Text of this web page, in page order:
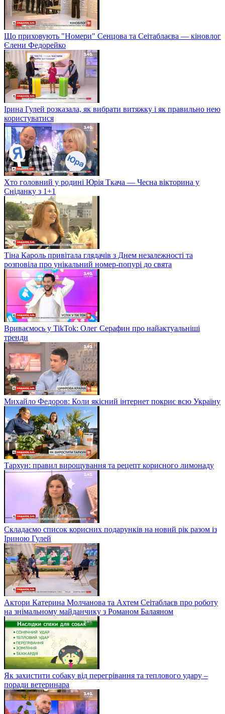
Що приховують "Номери" Сенцова та Сеітаблаєва — кіновлог
Єлени Федорейко
Ірина Гулей розказала, як вибрати витяжку і як правильно нею
користуватися
Хто головний у родині Юрія Ткача — Чесна вікторина у
Сніданку з 1+1
Тіна Кароль привітала глядачів з Днем незалежності та
розповіла про унікальний номер-попурі до свята
Вриваємось у TikTok: Олег Серафин про найактуальніші
тренди
Михайло Федоров: Коли якісний інтернет покриє всю Україну
Тархун: правил вирощування та рецепт корисного лимонаду
Складаємо список корисних подарунків на новий рік разом із
Іриною Гулей
Актори Катерина Молчанова та Ахтем Сеітаблаєв про роботу
на знімальному майданчику з Романом Балаяном
Як захистити собаку від перегрівання та теплового удару –
поради ветеринара